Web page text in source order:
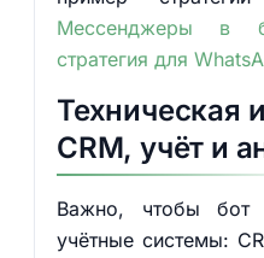
Мессенджеры в
стратегия для
Техническая
CRM, учёт и
Важно, чтобы бот
учётные системы: